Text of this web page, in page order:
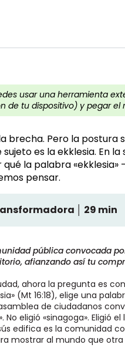
usar una herramienta
de tu dispositivo) y pegar el
brecha. Pero la postura
es la ekklesia. En
la palabra «ekklesia»
pensar.
│ 29 min
pública convocada
afianzando así tu
ahora la pregunta es
(Mt 16:18), elige una
de ciudadanos
eligió «sinagoga». Eligió
edifica es la comunidad
mostrar al mundo que